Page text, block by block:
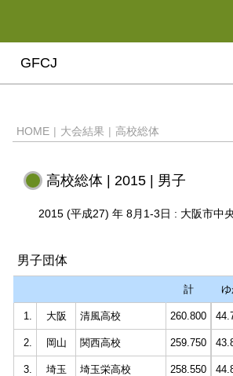
GFCJ
HOME | 大会結果 | 高校総体
高校総体 | 2015 | 男子
2015 (平成27) 年 8月1-3日 : 大阪市中
男子団体
計
1. 大阪 清風高校 260.800
2. 岡山 関西高校 259.750
3. 埼玉 埼玉栄高校 258.550